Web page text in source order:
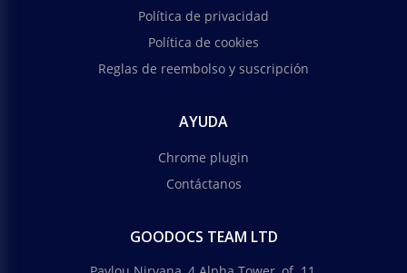
Política de privacidad
Política de cookies
Reglas de reembolso y suscripción
AYUDA
Chrome plugin
Contáctanos
GOODOCS TEAM LTD